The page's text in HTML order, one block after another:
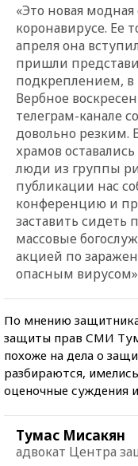
«Это новая модная
коронавирусе. Ее
апреля она
пришли
подкреплением, в
Вербное
телеграм-канале
довольно резким.
храмов
люди из группы
публикации нас
конференцию и
заставить сидеть
массовые
акцией по
опасным
По мнению
защиты прав СМИ
похоже на дела о
разбираются,
оценочные суждения
Тумас Мисакян
адвокат Центра